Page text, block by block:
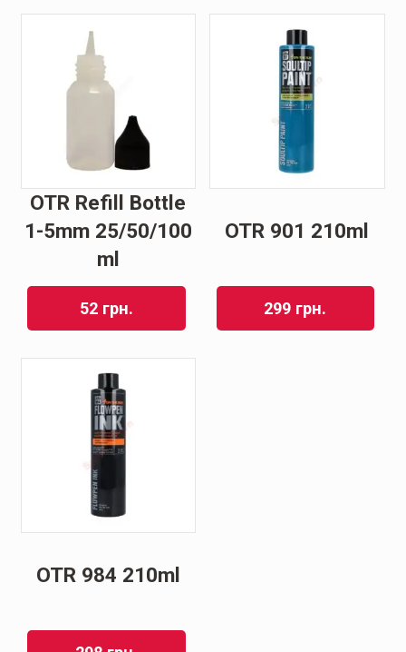
OTR Refill Bottle
1-5mm 25/50/100
ml
52 грн.
OTR 901 210ml
299 грн.
OTR 984 210ml